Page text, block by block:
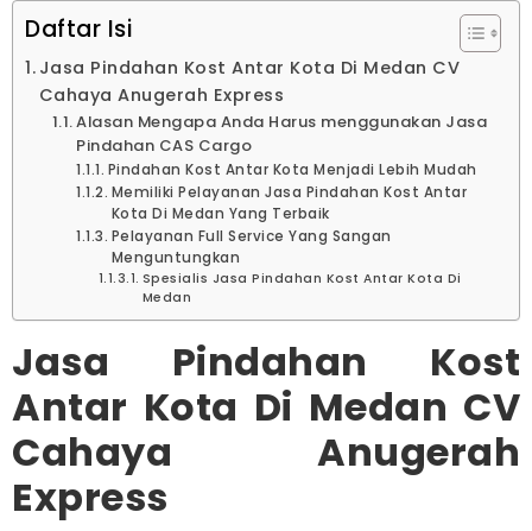
Daftar Isi
Jasa Pindahan Kost Antar Kota Di Medan CV
Cahaya Anugerah Express
Alasan Mengapa Anda Harus menggunakan Jasa
Pindahan CAS Cargo
Pindahan Kost Antar Kota Menjadi Lebih Mudah
Memiliki Pelayanan Jasa Pindahan Kost Antar
Kota Di Medan Yang Terbaik
Pelayanan Full Service Yang Sangan
Menguntungkan
Spesialis Jasa Pindahan Kost Antar Kota Di
Medan
Jasa Pindahan Kost
Antar Kota Di Medan CV
Cahaya Anugerah
Express